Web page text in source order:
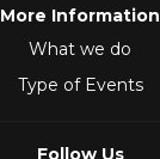
More Information
What we do
Type of Events